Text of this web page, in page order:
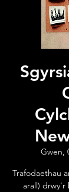
Gwen,
Trafodaethau
arall)